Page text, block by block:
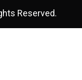
Reserved.